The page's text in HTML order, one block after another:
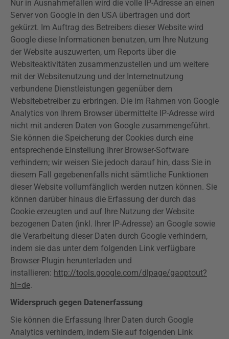
Nur in Ausnahmefällen wird die volle IP-Adresse an einen
Server von Google in den USA übertragen und dort
gekürzt. Im Auftrag des Betreibers dieser Website wird
Google diese Informationen benutzen, um Ihre Nutzung
der Website auszuwerten, um Reports über die
Websiteaktivitäten zusammenzustellen und um weitere
mit der Websitenutzung und der Internetnutzung
verbundene Dienstleistungen gegenüber dem
Websitebetreiber zu erbringen. Die im Rahmen von Google
Analytics von Ihrem Browser übermittelte IP-Adresse wird
nicht mit anderen Daten von Google zusammengeführt.
Sie können die Speicherung der Cookies durch eine
entsprechende Einstellung Ihrer Browser-Software
verhindern; wir weisen Sie jedoch darauf hin, dass Sie in
diesem Fall gegebenenfalls nicht sämtliche Funktionen
dieser Website vollumfänglich werden nutzen können. Sie
können darüber hinaus die Erfassung der durch das
Cookie erzeugten und auf Ihre Nutzung der Website
bezogenen Daten (inkl. Ihrer IP-Adresse) an Google sowie
die Verarbeitung dieser Daten durch Google verhindern,
indem sie das unter dem folgenden Link verfügbare
Browser-Plugin herunterladen und
installieren: http://tools.google.com/dlpage/gaoptout?
hl=de.
Widerspruch gegen Datenerfassung
Sie können die Erfassung Ihrer Daten durch Google
Analytics verhindern, indem Sie auf folgenden Link